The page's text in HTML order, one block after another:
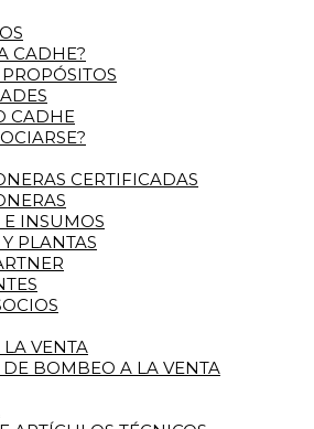
CADHE?
CADHE
CERTIFICADAS
INSUMOS
PLANTAS
LA VENTA
BOMBEO A LA VENTA